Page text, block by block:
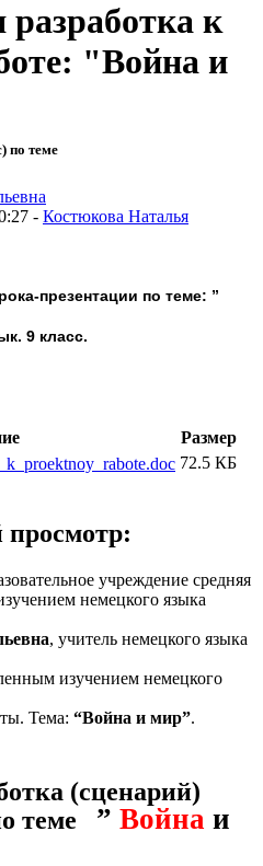
к
"Война и
по теме
- Костюкова Наталья
презентации по теме: ”
9 класс.
Размер
72.5 КБ
учреждение средняя
немецкого языка
, учитель немецкого языка
изучением немецкого
Тема: “Война и мир”.
(сценарий)
теме ” Война и